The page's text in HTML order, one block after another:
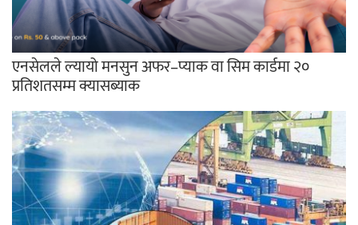
एनसेलले ल्यायो मनसुन अफर–प्याक वा सिम कार्डमा २०
प्रतिशतसम्म क्यासब्याक